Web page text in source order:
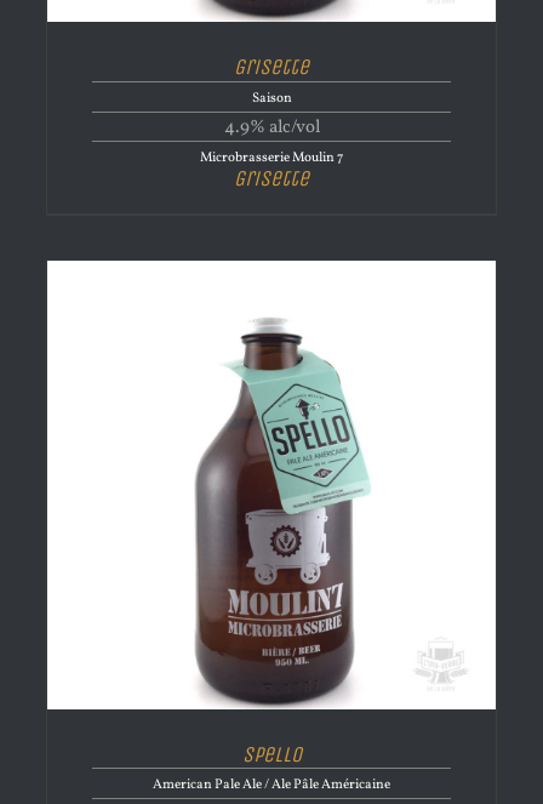
Grisette
Saison
4.9% alc/vol
Microbrasserie Moulin 7
Grisette
Spello
American Pale Ale / Ale Pâle Américaine